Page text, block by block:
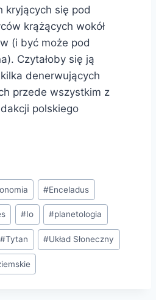
kryjących się pod
krążących wokół
(i być może pod
Czytałoby się ją
denerwujących
przede wszystkim z
polskiego
#Enceladus
#Io #planetologia
#Tytan #Układ Słoneczny